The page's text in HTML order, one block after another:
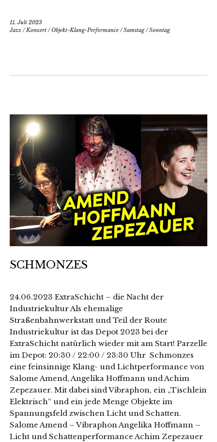
11. Juli 2023
Jazz /Konzert /Objekt-Klang-Performance /Samstag/Sonntag
SCHMONZES
24.06.2023 ExtraSchicht – die Nacht der
Industriekultur Als ehemalige
Straßenbahnwerkstatt und Teil der Route
Industriekultur ist das Depot 2023 bei der
ExtraSchicht natürlich wieder mit am Start! Parzelle
im Depot: 20:30 / 22:00 / 23:30 Uhr Schmonzes
eine feinsinnige Klang- und Lichtperformance von
Salome Amend, Angelika Hoffmann und Achim
Zepezauer. Mit dabei sind Vibraphon, ein „Tischlein
Elektrisch“ und ein jede Menge Objekte im
Spannungsfeld zwischen Licht und Schatten.
Salome Amend – Vibraphon Angelika Hoffmann –
Licht und Schattenperformance Achim Zepezauer